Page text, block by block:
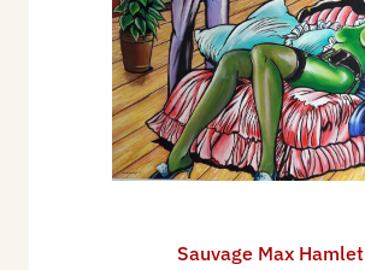
Sauvage Max Hamlet